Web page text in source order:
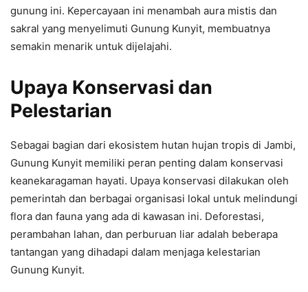
gunung ini. Kepercayaan ini menambah aura mistis dan
sakral yang menyelimuti Gunung Kunyit, membuatnya
semakin menarik untuk dijelajahi.
Upaya Konservasi dan
Pelestarian
Sebagai bagian dari ekosistem hutan hujan tropis di Jambi,
Gunung Kunyit memiliki peran penting dalam konservasi
keanekaragaman hayati. Upaya konservasi dilakukan oleh
pemerintah dan berbagai organisasi lokal untuk melindungi
flora dan fauna yang ada di kawasan ini. Deforestasi,
perambahan lahan, dan perburuan liar adalah beberapa
tantangan yang dihadapi dalam menjaga kelestarian
Gunung Kunyit.